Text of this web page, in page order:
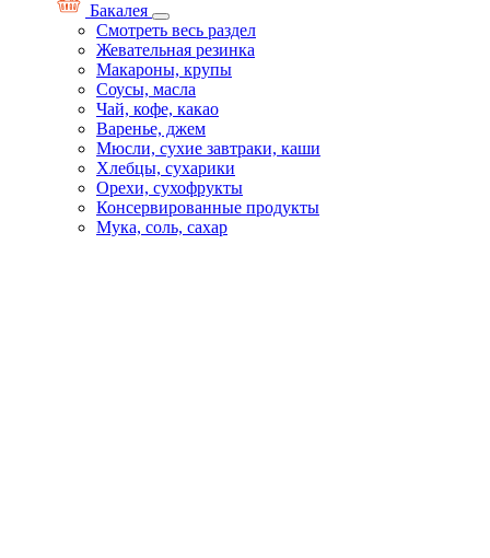
Бакалея
Смотреть весь раздел
Жевательная резинка
Макароны, крупы
Соусы, масла
Чай, кофе, какао
Варенье, джем
Мюсли, сухие завтраки, каши
Хлебцы, сухарики
Орехи, сухофрукты
Консервированные продукты
Мука, соль, сахар